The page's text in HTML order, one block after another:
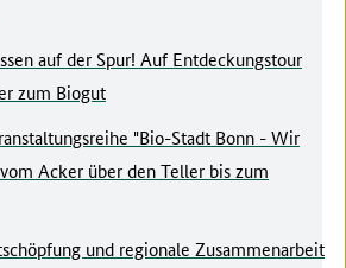
auf der Spur! Auf Entdeckungstour
zum Biogut
"Bio-Stadt Bonn - Wir
Acker über den Teller bis zum
und regionale Zusammenarbeit